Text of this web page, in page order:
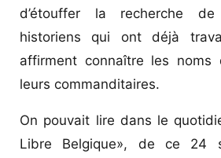
d’étouffer la recherche
historiens qui ont déjà
affirment connaître les noms
leurs commanditaires.
On pouvait lire dans le
Libre Belgique», de ce 24